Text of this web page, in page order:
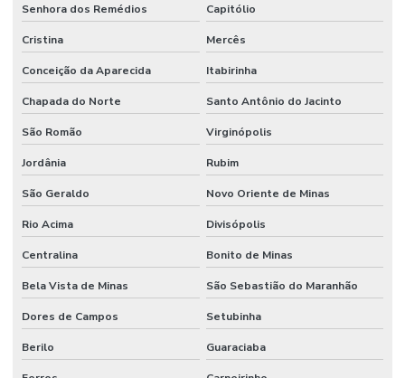
Senhora dos Remédios Capitólio
Cristina Mercês
Conceição da Aparecida Itabirinha
Chapada do Norte Santo Antônio do Jacinto
São Romão Virginópolis
Jordânia Rubim
São Geraldo Novo Oriente de Minas
Rio Acima Divisópolis
Centralina Bonito de Minas
Bela Vista de Minas São Sebastião do Maranhão
Dores de Campos Setubinha
Berilo Guaraciaba